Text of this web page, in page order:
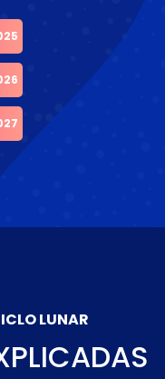
LUNAR